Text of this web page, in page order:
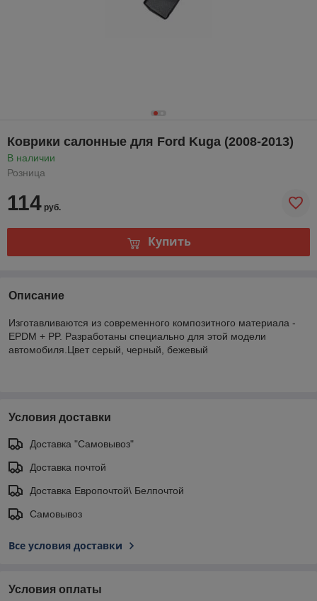
Коврики салонные для Ford Kuga (2008-2013)
В наличии
Розница
114 руб.
Купить
Описание
Изготавливаются из современного композитного материала -
EPDM + PP. Разработаны специально для этой модели
автомобиля.Цвет серый, черный, бежевый
Условия доставки
Доставка "Самовывоз"
Доставка почтой
Доставка Европочтой\ Белпочтой
Самовывоз
Все условия доставки
Условия оплаты